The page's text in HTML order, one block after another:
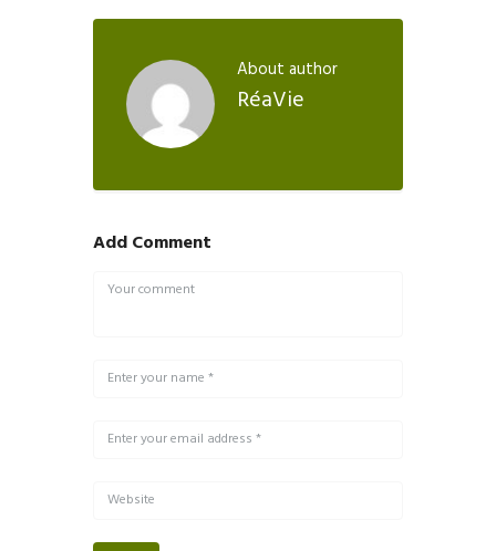
About author
RéaVie
Add Comment